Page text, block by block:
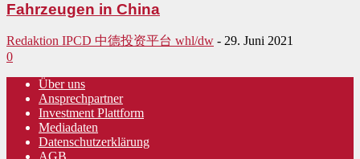
Fahrzeugen in China
Redaktion IPCD 中德投资平台 whl/dw - 29. Juni 2021
0
Über uns
Ansprechpartner
Investment Plattform
Mediadaten
Datenschutzerklärung